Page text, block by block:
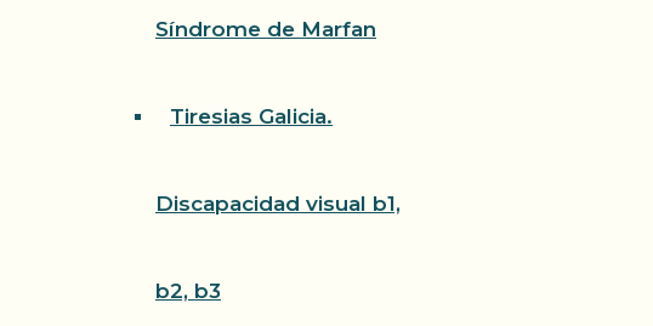
Síndrome de Marfan
Tiresias Galicia.
Discapacidad visual b1,
b2, b3